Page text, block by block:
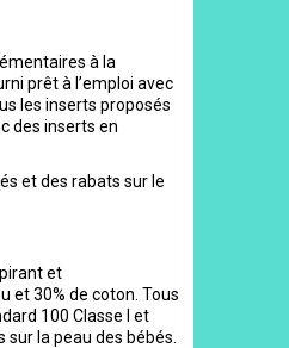
à la
prêt à l’emploi avec
les inserts proposés
des inserts en
et des rabats sur le
et
et 30% de coton. Tous
100 Classe I et
sur la peau des bébés.